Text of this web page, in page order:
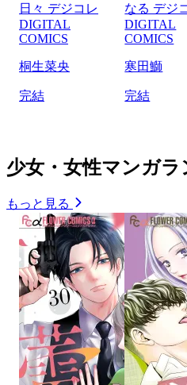
日々 デジコレ
DIGITAL
COMICS
桐生菜央
完結
なる デジ
DIGITAL
COMICS
寒田鰤
完結
少女・女性マンガ
もっと見る